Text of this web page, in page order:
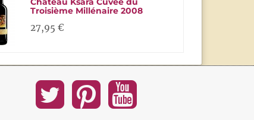
Troisième Millénaire 2008
27,95 €